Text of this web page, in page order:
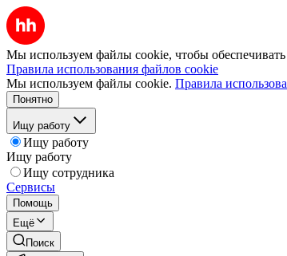
Мы используем файлы cookie, чтобы
Правила использования файлов cookie
Мы используем файлы cookie. Правила
Понятно
Ищу работу
Ищу работу
Ищу работу
Ищу сотрудника
Сервисы
Помощь
Ещё
Поиск